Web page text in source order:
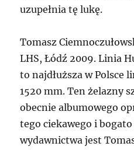
uzupełnia tę lukę.
Tomasz
LHS, Łódź 2009. Linia
to najdłuższa w Polsce
1520 mm. Ten żelazny
obecnie albumowego
tego ciekawego i
wydawnictwa jest